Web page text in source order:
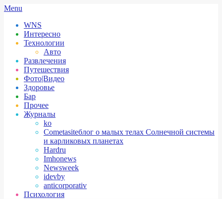
Skip
content
Secondary
Menu
Menu
WNS
Интересно
Технологии
Авто
Развлечения
Путешествия
Фото|Видео
Здоровье
Бар
Прочее
Журналы
ko
Cometasiteблог о малых телах Солнечной системы
и карликовых планетах
Hardru
Imhonews
Newsweek
idevby
anticorporativ
Психология